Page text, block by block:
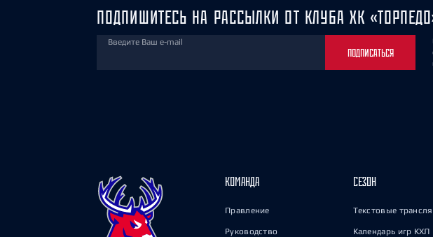
ПОДПИШИТЕСЬ НА РАССЫЛКИ ОТ КЛУБА ХК
Введите Ваш e-mail
ПОДПИСАТЬСЯ
КОМАНДА
Правление
Руководство
СЕЗОН
Текстовые
Календарь игр КХЛ